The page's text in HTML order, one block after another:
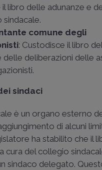
libro delle adunanze e
sindacale.
comune degli
: Custodisce il libro
delle deliberazioni delle
sindaci
è un organo esterno
di alcuni
ha stabilito che il
cura del collegio
sindaco delegato.